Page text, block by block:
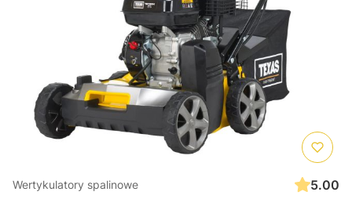
Wertykulatory spalinowe
5.00